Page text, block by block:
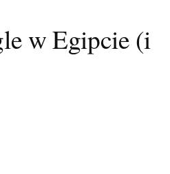
w Egipcie (i